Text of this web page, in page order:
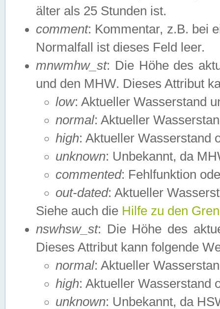
älter als 25 Stunden ist.
comment: Kommentar, z.B. bei
Normalfall ist dieses Feld leer.
mnwmhw_st: Die Höhe des
und den MHW. Dieses Attribut
low: Aktueller Wasserstand
normal: Aktueller
high: Aktueller Wasserstand
unknown: Unbekannt, da
commented: Fehlfunktion
out-dated: Aktueller
Siehe auch die Hilfe zu den
nswhsw_st: Die Höhe des
Dieses Attribut kann folgende
normal: Aktueller
high: Aktueller Wasserstand
unknown: Unbekannt, da